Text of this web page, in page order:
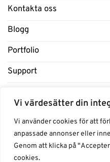
Vi värdesätter din
Vi använder cookies för att
anpassade annonser eller
Genom att klicka på
cookies.
Kontakta oss
Blogg
Portfolio
Support